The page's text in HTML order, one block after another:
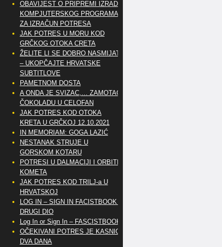
OBAVIJEST O PRIPREMI IZRADE
KOMPJUTERSKOG PROGRAMA
ZA IZRAČUN POTRESA
JAK POTRES U MORU KOD
GRČKOG OTOKA CRETA
ŽELITE LI SE DOBRO NASMIJATI
– UKOPČAJTE HRVATSKE
SUBTITLOVE
PAMETNOM DOSTA
A ONDA JE SVIZAC,… ZAMOTAO
ČOKOLADU U CELOFAN
JAK POTRES KOD OTOKA
KRETA U GRČKOJ 12.10.2021
IN MEMORIAM: GOGA LAZIĆ
NESTANAK STRUJE U
GORSKOM KOTARU
POTRESI U DALMACIJI I ORBITE
KOMETA
JAK POTRES KOD TRILJ-a U
HRVATSKOJ
LOG IN – SIGN IN FACISTBOOK –
DRUGI DIO
Log In or Sign In – FASCISTBOOK
OČEKIVANI POTRES JE KASNIO
DVA DANA